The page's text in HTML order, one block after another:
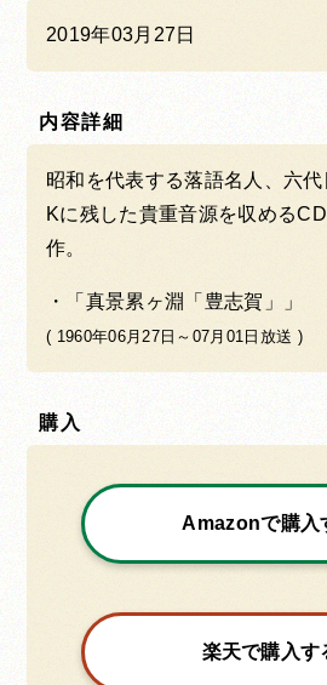
2019年03月27日
内容詳細
昭和を代表する落語名人、六
Kに残した貴重音源を収める
作。
「真景累ヶ淵「豊志賀」」
( 1960年06月27日～07月01日放送 )
購入
Amazonで購入
楽天で購入す